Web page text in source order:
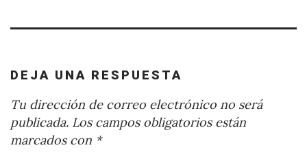
DEJA UNA RESPUESTA
Tu dirección de correo electrónico no será
publicada. Los campos obligatorios están
marcados con *